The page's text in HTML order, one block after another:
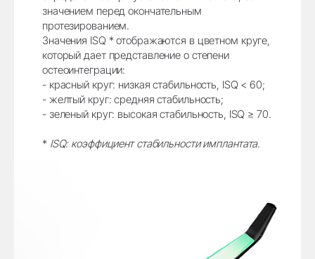
значением перед окончательным
протезированием.
Значения ISQ * отображаются в цветном круге,
который дает представление о степени
остеоинтеграции:
- красный круг: низкая стабильность, ISQ < 60;
- желтый круг: средняя стабильность;
- зеленый круг: высокая стабильность, ISQ ≥ 70.
* ISQ: коэффициент стабильности имплантата.